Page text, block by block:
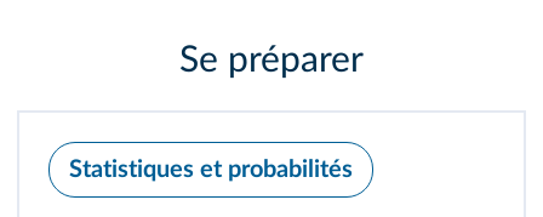
Se préparer
Statistiques et probabilités